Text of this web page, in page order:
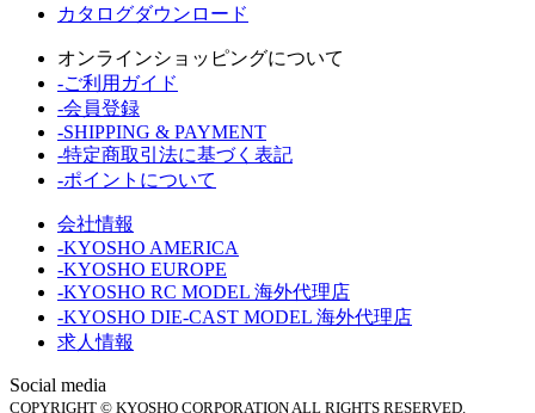
カタログダウンロード
オンラインショッピングについて
-ご利用ガイド
-会員登録
-SHIPPING & PAYMENT
-特定商取引法に基づく表記
-ポイントについて
会社情報
-KYOSHO AMERICA
-KYOSHO EUROPE
-KYOSHO RC MODEL 海外代理店
-KYOSHO DIE-CAST MODEL 海外代理店
求人情報
Social media
COPYRIGHT © KYOSHO CORPORATION ALL RIGHTS RESERVED.